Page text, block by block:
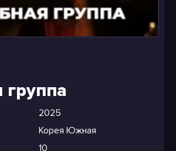
группа
2025
Корея Южная
10